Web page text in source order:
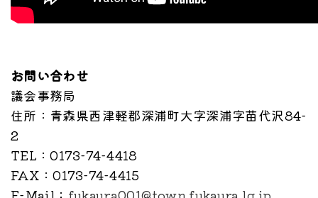
お問い合わせ
議会事務局
住所 ：青森県西津軽郡深浦町大字深浦字苗代沢84-
2
TEL ：0173-74-4418
FAX ：0173-74-4415